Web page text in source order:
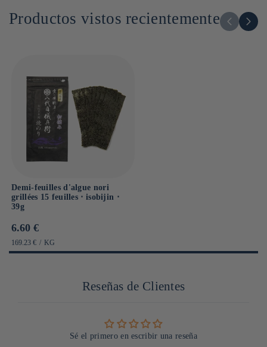
Dont sucres : g
Sel : 0.04g
Productos vistos recientemente
Demi-feuilles d'algue nori
grillées 15 feuilles ⋅ isobijin ⋅
39g
Prix
habituel
6.60 €
PRIX
UNITAIRE
169.23 € / PAR
KG
Reseñas de Clientes
Sé el primero en escribir una reseña